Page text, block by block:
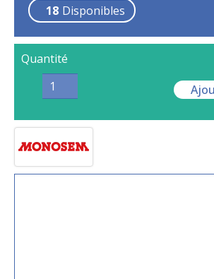
18 Disponibles
Quantité